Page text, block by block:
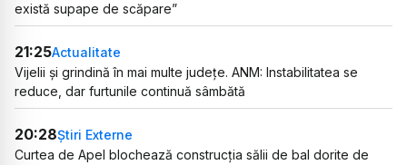
există supape de scăpare”
21:25Actualitate
Vijelii și grindină în mai multe județe. ANM: Instabilitatea se
reduce, dar furtunile continuă sâmbătă
20:28Știri Externe
Curtea de Apel blochează construcția sălii de bal dorite de